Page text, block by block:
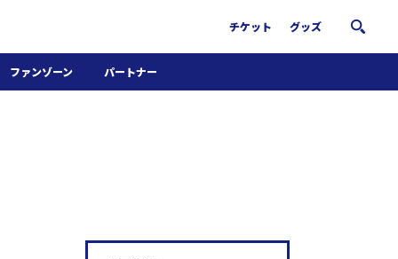
チケット グッズ
ファンゾーン パートナー